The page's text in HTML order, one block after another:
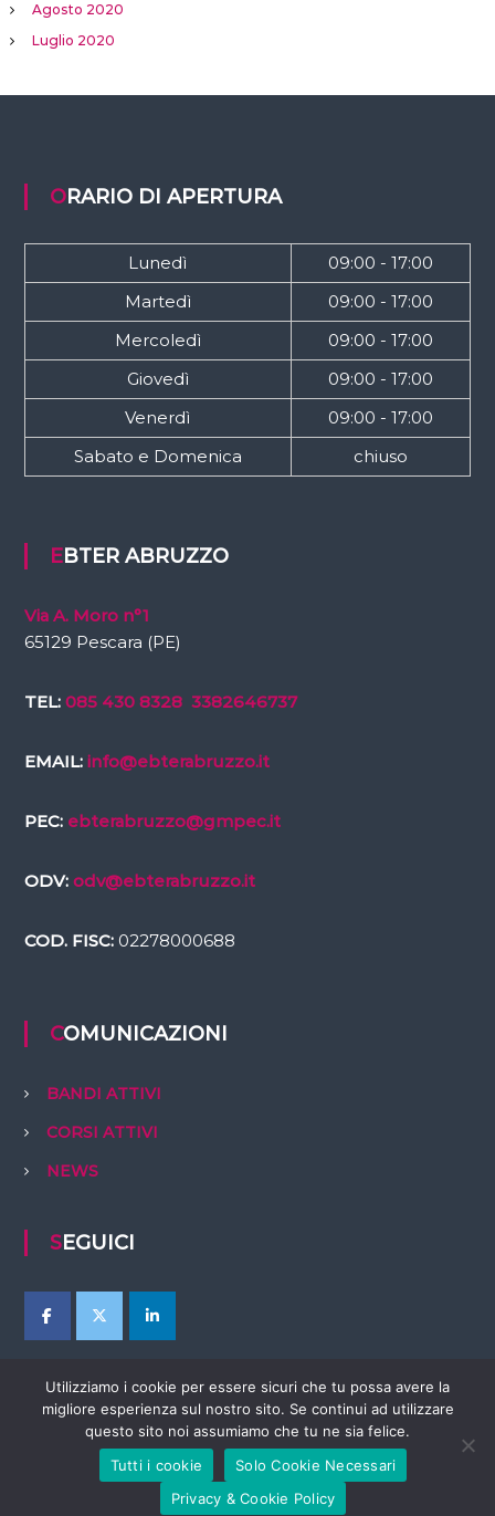
Agosto 2020
Luglio 2020
ORARIO DI APERTURA
Lunedì
09:00 - 17:00
Martedì
09:00 - 17:00
Mercoledì
09:00 - 17:00
Giovedì
09:00 - 17:00
Venerdì
09:00 - 17:00
Sabato e Domenica
chiuso
EBTER ABRUZZO
Via A. Moro n°1
65129 Pescara (PE)
TEL: 085 430 8328 3382646737
EMAIL: info@ebterabruzzo.it
PEC: ebterabruzzo@gmpec.it
ODV: odv@ebterabruzzo.it
COD. FISC:02278000688
COMUNICAZIONI
BANDI ATTIVI
CORSI ATTIVI
NEWS
SEGUICI
Copyright © 2026EBTer AbruzzoTutti i diritti riservati. Tema:
ThemeGrill. Powered by WordPress
Utilizziamo i cookie per essere sicuri che tu possa avere la
migliore esperienza sul nostro sito. Se continui ad utilizzare
questo sito noi assumiamo che tu ne sia felice.
Tutti i cookie
Solo Cookie Necessari
Privacy & Cookie Policy